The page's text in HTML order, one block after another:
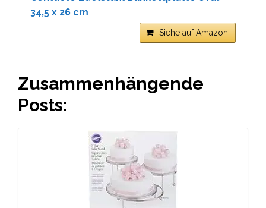
34,5 x 26 cm
Siehe auf Amazon
Zusammenhängende
Posts: